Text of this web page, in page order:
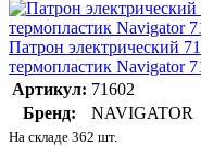
Патрон электрический
термопластик Navigator
Артикул: 71602
Бренд:
NAVIGATOR
На складе 362 шт.